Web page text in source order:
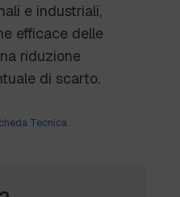
e industriali,
efficace delle
riduzione
di scarto.
Tecnica